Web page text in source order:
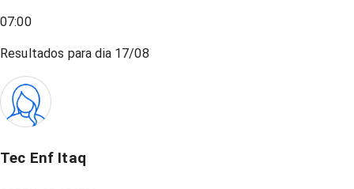
07:00
Resultados para dia 17/08
Tec Enf Itaq